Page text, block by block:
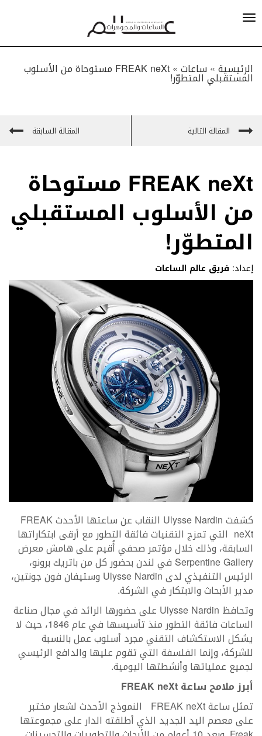
الرئيسية » ساعات» FREAK neXt مستوحاة من الأسلوب
المستقبلي المتطوّر!
المقالة التالية المقالة السابقة
FREAK neXt مستوحاة
من الأسلوب المستقبلي
المتطوّر!
إعداد: فريق عالم الساعات
كشفت Ulysse Nardin النقاب عن ساعتها الأحدث FREAK
neXt التي تمزج التقنيات فائقة التطور مع أرقى ابتكاراتها
السابقة، وذلك خلال مؤتمر صحفي أُقيم على هامش معرض
Serpentine Gallery في لندن بحضور كل من باتريك برونو،
الرئيس التنفيذي لدى Ulysse Nardin وستيفان فون جونتين،
مدير الأبحاث والابتكار في الشركة.
وتحافظ Ulysse Nardin على حضورها الرائد في مجال صناعة
الساعات فائقة التطور منذ تأسيسها في عام 1846، حيث لا
يشكل الاستكشاف التقني مجرد أسلوب عمل بالنسبة
للشركة، وإنما الفلسفة التي تقوم عليها والدافع الرئيسي
لجميع عملياتها وأنشطتها اليومية.
أبرز ملامح ساعةFREAK neXt
تمثل ساعة FREAK neXt النموذج الأحدث لشعار مختبر
على معصم اليد الجديد الذي أطلقته الدار على مجموعتها